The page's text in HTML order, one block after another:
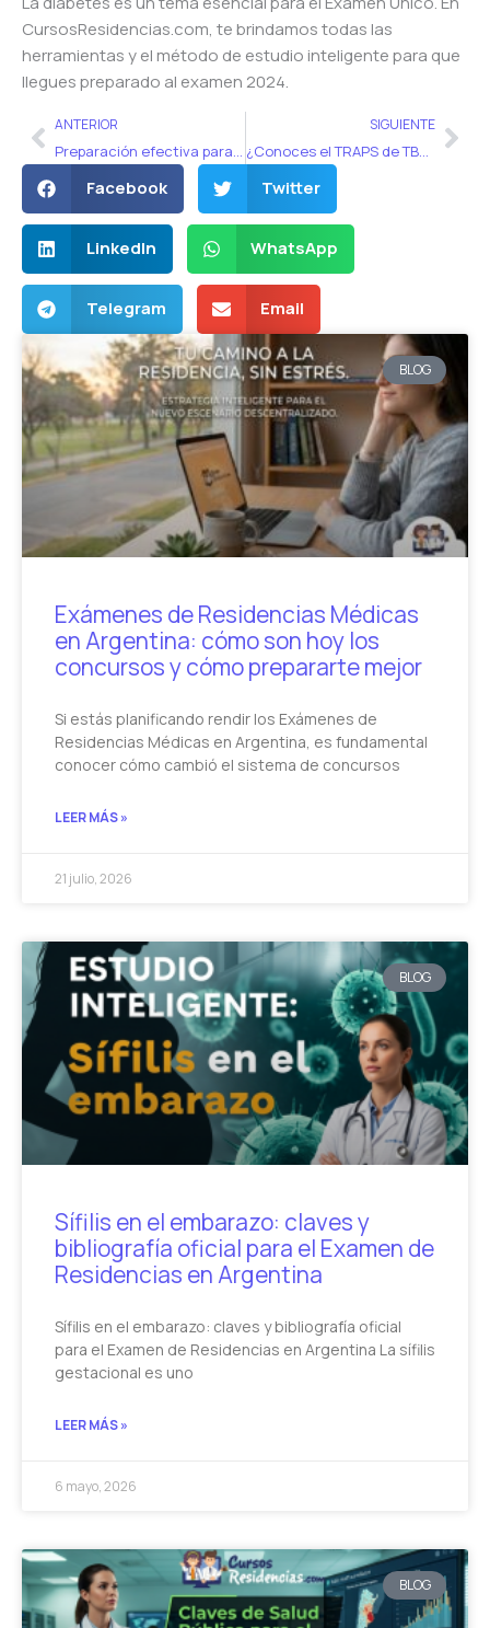
CursosResidencias.com, te brindamos todas las
herramientas y el método de estudio inteligente para que
llegues preparado al examen 2024.
AntANTERIOR
Preparación efectiva para el Examen de Residencias: ¡No Subestimes las Imágenes!
SIGUIENTE
¿Conoces el TRAPS de TBC? ¡Esencial para tu Examen de Residencia!
Facebook Twitter
LinkedIn WhatsApp
Telegram Email
BLOG
Exámenes de Residencias Médicas
en Argentina: cómo son hoy los
concursos y cómo prepararte mejor
Si estás planificando rendir los Exámenes de
Residencias Médicas en Argentina, es fundamental
conocer cómo cambió el sistema de concursos
LEER MÁS »
21 julio, 2026
BLOG
Sífilis en el embarazo: claves y
bibliografía oficial para el Examen de
Residencias en Argentina
Sífilis en el embarazo: claves y bibliografía oficial
para el Examen de Residencias en Argentina La sífilis
gestacional es uno
LEER MÁS »
6 mayo, 2026
BLOG